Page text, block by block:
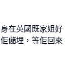
在英國既家姐好
儲埋，等佢回來